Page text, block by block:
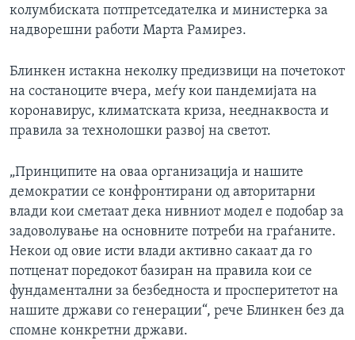
колумбиската потпретседателка и министерка за
надворешни работи Марта Рамирез.
Блинкен истакна неколку предизвици на почетокот
на состаноците вчера, меѓу кои пандемијата на
коронавирус, климатската криза, нееднаквоста и
правила за технолошки развој на светот.
„Принципите на оваа организација и нашите
демократии се конфронтирани од авторитарни
влади кои сметаат дека нивниот модел е подобар за
задоволување на основните потреби на граѓаните.
Некои од овие исти влади активно сакаат да го
потценат поредокот базиран на правила кои се
фундаментални за безбедноста и просперитетот на
нашите држави со генерации“, рече Блинкен без да
спомне конкретни држави.